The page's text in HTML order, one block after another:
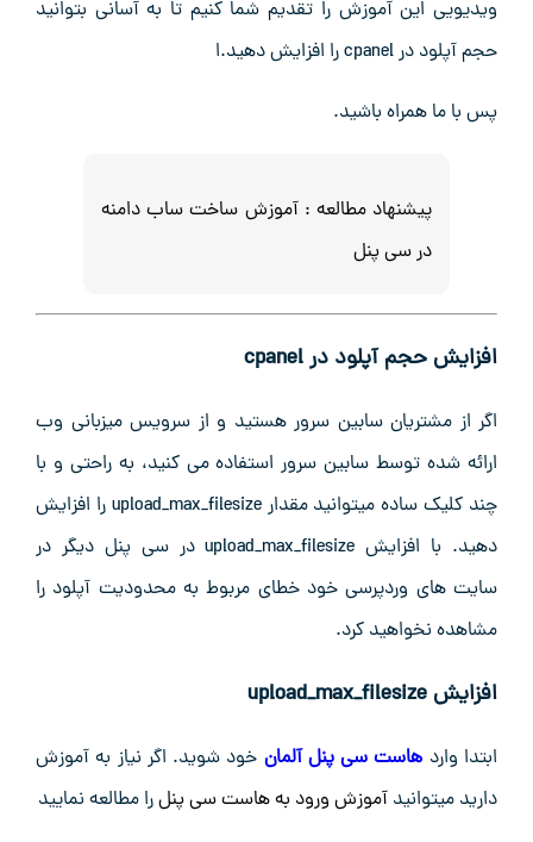
ویدیویی این آموزش را تقدیم شما کنیم تا به آسانی بتوانید
حجم آپلود در cpanel را افزایش دهید.ا
پس با ما همراه باشید.
پیشنهاد مطالعه : آموزش ساخت ساب دامنه
در سی پنل
افزایش حجم آپلود در cpanel
اگر از مشتریان سابین سرور هستید و از سرویس میزبانی وب
ارائه شده توسط سابین سرور استفاده می کنید، به راحتی و با
چند کلیک ساده میتوانید مقدار upload_max_filesize را افزایش
دهید. با افزایش upload_max_filesize در سی پنل دیگر در
سایت های وردپرسی خود خطای مربوط به محدودیت آپلود را
مشاهده نخواهید کرد.
افزایش upload_max_filesize
ابتدا وارد هاست سی پنل آلمان خود شوید. اگر نیاز به آموزش
دارید میتوانید آموزش ورود به هاست سی پنلرا مطالعه نمایید